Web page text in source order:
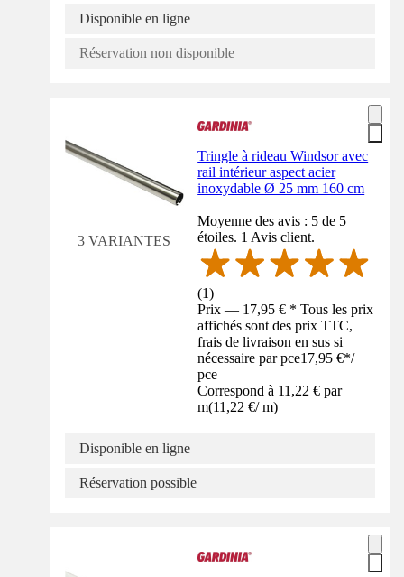
Disponible en ligne
Réservation non disponible
3 VARIANTES
Tringle à rideau Windsor avec
rail intérieur aspect acier
inoxydable Ø 25 mm 160 cm
Moyenne des avis : 5 de 5
étoiles. 1 Avis client.
(1)
Prix — 17,95 € * Tous les prix
affichés sont des prix TTC,
frais de livraison en sus si
nécessaire par pce17,95 €*/
pce
Correspond à 11,22 € par
m(11,22 €/ m)
Disponible en ligne
Réservation possible